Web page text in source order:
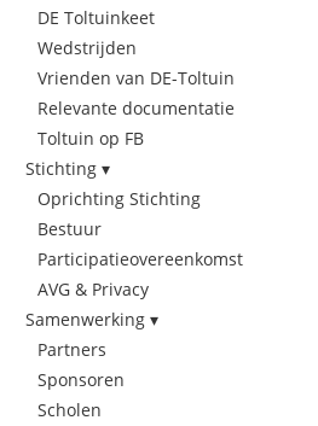
DE Toltuinkeet
Wedstrijden
Vrienden van DE-Toltuin
Relevante documentatie
Toltuin op FB
Stichting
Oprichting Stichting
Bestuur
Participatieovereenkomst
AVG & Privacy
Samenwerking
Partners
Sponsoren
Scholen